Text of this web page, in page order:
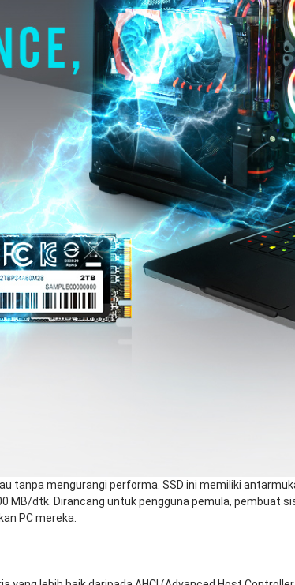
tanpa mengurangi performa. SSD ini memiliki
MB/dtk. Dirancang untuk pengguna pemula, pembuat
PC mereka.